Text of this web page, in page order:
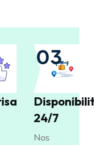
03
24/7
Nos